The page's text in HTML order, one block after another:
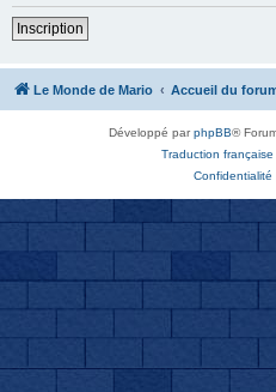
Inscription
Le Monde de Mario Accueil du
Développé parphpBB®
Traduction française
Confidentialité